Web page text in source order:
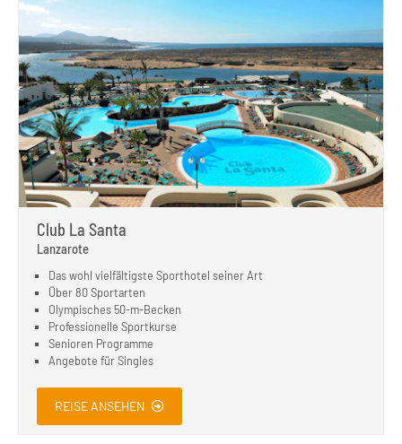
Club La Santa
Lanzarote
Das wohl vielfältigste Sporthotel seiner Art
Über 80 Sportarten
Olympisches 50-m-Becken
Professionelle Sportkurse
Senioren Programme
Angebote für Singles
REISE ANSEHEN